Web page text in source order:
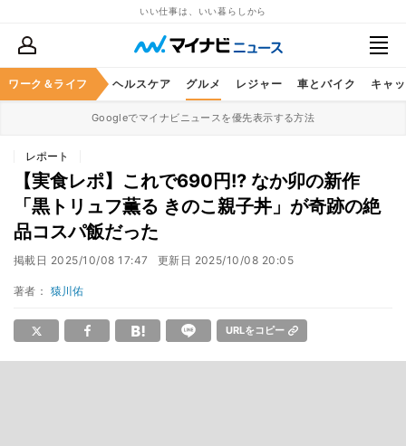
いい仕事は、いい暮らしから
ワーク＆ライフ
マネー 暮らし ヘルスケア グルメ レジャー 車とバイク キャ
Googleでマイナビニュースを優先表示する方法
レポート
【実食レポ】これで690円!? なか卯の新作
「黒トリュフ薫る きのこ親子丼」が奇跡の絶
品コスパ飯だった
掲載日 2025/10/08 17:47 更新日 2025/10/08 20:05
著者： 猿川佑
URLをコピー